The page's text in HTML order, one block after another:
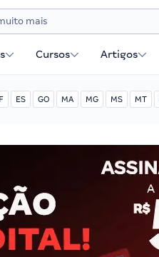
Cursos Artigos
ES GO MA MG MS MT